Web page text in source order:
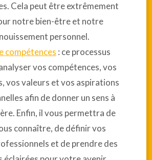
Cela peut être extrêmement
notre bien-être et notre
personnel.
compétences : ce processus
vos compétences, vos
vos valeurs et vos aspirations
afin de donner un sens à
Enfin, il vous permettra de
connaître, de définir vos
et de prendre des